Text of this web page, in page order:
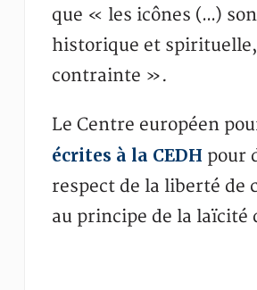
que « les icônes (…)
historique et
contrainte ».
Le Centre européen
écrites à la CEDH pour
respect de la liberté de
au principe de la laïcité